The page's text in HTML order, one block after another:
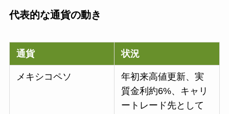
代表的な通貨の動き
通貨 状況
メキシコペソ
年初来高値更新、実
質金利約6%、キャリ
ートレード先として